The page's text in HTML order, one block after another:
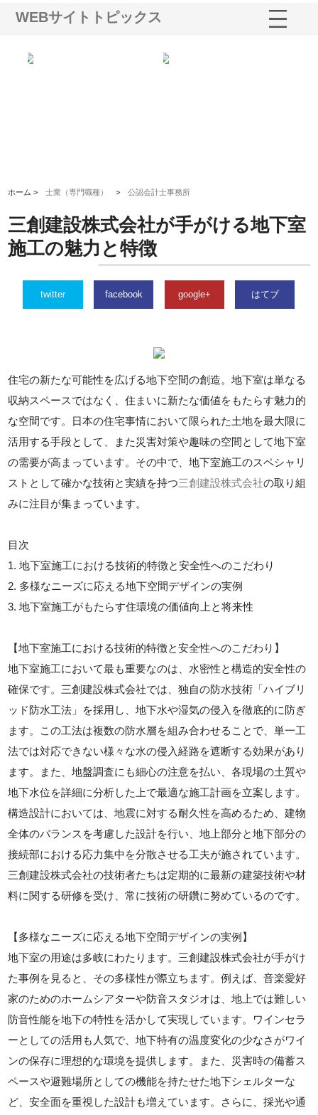
WEBサイトトピックス
ホーム >士業（専門職種） >公認会計士事務所
三創建設株式会社が手がける地下室
施工の魅力と特徴
twitter facebook google+ はてブ
住宅の新たな可能性を広げる地下空間の創造。地下室は単なる
収納スペースではなく、住まいに新たな価値をもたらす魅力的
な空間です。日本の住宅事情において限られた土地を最大限に
活用する手段として、また災害対策や趣味の空間として地下室
の需要が高まっています。その中で、地下室施工のスペシャリ
ストとして確かな技術と実績を持つ三創建設株式会社の取り組
みに注目が集まっています。
目次
1. 地下室施工における技術的特徴と安全性へのこだわり
2. 多様なニーズに応える地下空間デザインの実例
3. 地下室施工がもたらす住環境の価値向上と将来性
【地下室施工における技術的特徴と安全性へのこだわり】
地下室施工において最も重要なのは、水密性と構造的安全性の
確保です。三創建設株式会社では、独自の防水技術「ハイブリ
ッド防水工法」を採用し、地下水や湿気の侵入を徹底的に防ぎ
ます。この工法は複数の防水層を組み合わせることで、単一工
法では対応できない様々な水の侵入経路を遮断する効果があり
ます。また、地盤調査にも細心の注意を払い、各現場の土質や
地下水位を詳細に分析した上で最適な施工計画を立案します。
構造設計においては、地震に対する耐久性を高めるため、建物
全体のバランスを考慮した設計を行い、地上部分と地下部分の
接続部における応力集中を分散させる工夫が施されています。
三創建設株式会社の技術者たちは定期的に最新の建築技術や材
料に関する研修を受け、常に技術の研鑽に努めているのです。
【多様なニーズに応える地下空間デザインの実例】
地下室の用途は多岐にわたります。三創建設株式会社が手がけ
た事例を見ると、その多様性が際立ちます。例えば、音楽愛好
家のためのホームシアターや防音スタジオは、地上では難しい
防音性能を地下の特性を活かして実現しています。ワインセラ
ーとしての活用も人気で、地下特有の温度変化の少なさがワイ
ンの保存に理想的な環境を提供します。また、災害時の備蓄ス
ペースや避難場所としての機能を持たせた地下シェルターな
ど、安全面を重視した設計も増えています。さらに、採光や通